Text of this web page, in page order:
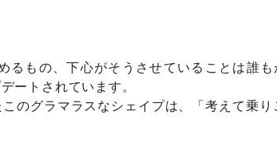
るもの、下心がそうさせていることは誰
ートされています。
のグラマラスなシェイプは、「考えて乗